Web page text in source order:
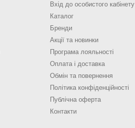
Вхід до особистого кабінету
Каталог
Бренди
Акції та новинки
Програма лояльності
Оплата і доставка
Обмін та повернення
Політика конфіденційності
Публічна оферта
Контакти